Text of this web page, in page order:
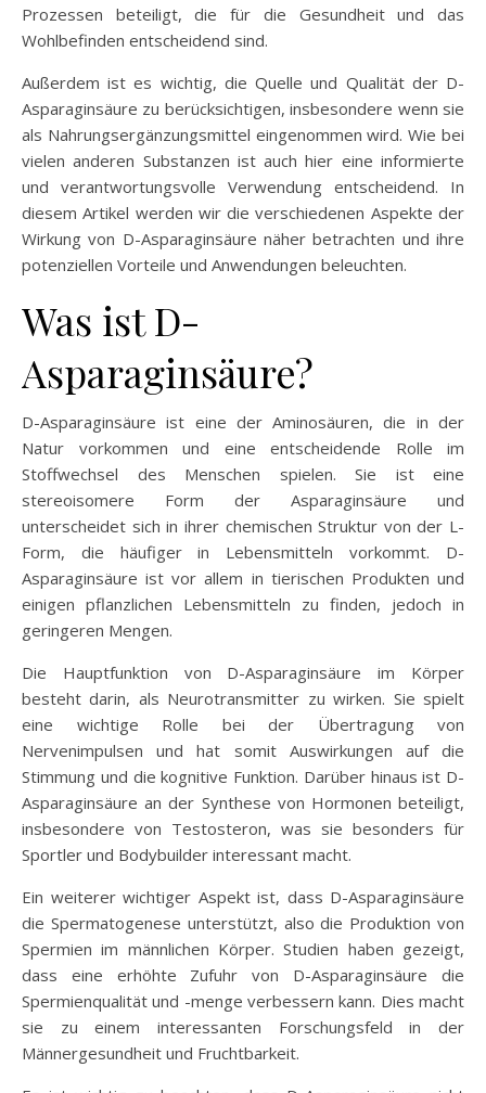
Prozessen beteiligt, die für die Gesundheit und das
Wohlbefinden entscheidend sind.
Außerdem ist es wichtig, die Quelle und Qualität der D-
Asparaginsäure zu berücksichtigen, insbesondere wenn sie
als Nahrungsergänzungsmittel eingenommen wird. Wie bei
vielen anderen Substanzen ist auch hier eine informierte
und verantwortungsvolle Verwendung entscheidend. In
diesem Artikel werden wir die verschiedenen Aspekte der
Wirkung von D-Asparaginsäure näher betrachten und ihre
potenziellen Vorteile und Anwendungen beleuchten.
Was ist D-
Asparaginsäure?
D-Asparaginsäure ist eine der Aminosäuren, die in der
Natur vorkommen und eine entscheidende Rolle im
Stoffwechsel des Menschen spielen. Sie ist eine
stereoisomere Form der Asparaginsäure und
unterscheidet sich in ihrer chemischen Struktur von der L-
Form, die häufiger in Lebensmitteln vorkommt. D-
Asparaginsäure ist vor allem in tierischen Produkten und
einigen pflanzlichen Lebensmitteln zu finden, jedoch in
geringeren Mengen.
Die Hauptfunktion von D-Asparaginsäure im Körper
besteht darin, als Neurotransmitter zu wirken. Sie spielt
eine wichtige Rolle bei der Übertragung von
Nervenimpulsen und hat somit Auswirkungen auf die
Stimmung und die kognitive Funktion. Darüber hinaus ist D-
Asparaginsäure an der Synthese von Hormonen beteiligt,
insbesondere von Testosteron, was sie besonders für
Sportler und Bodybuilder interessant macht.
Ein weiterer wichtiger Aspekt ist, dass D-Asparaginsäure
die Spermatogenese unterstützt, also die Produktion von
Spermien im männlichen Körper. Studien haben gezeigt,
dass eine erhöhte Zufuhr von D-Asparaginsäure die
Spermienqualität und -menge verbessern kann. Dies macht
sie zu einem interessanten Forschungsfeld in der
Männergesundheit und Fruchtbarkeit.